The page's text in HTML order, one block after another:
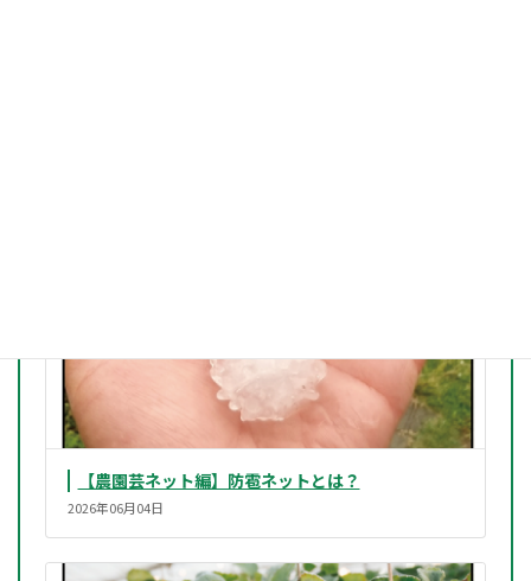
【農園芸ネット編】防雹ネットとは？
2026年06月04日